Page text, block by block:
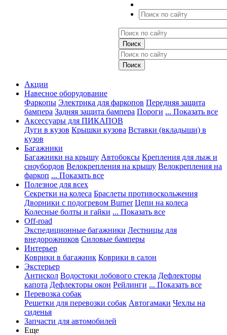
Акции
Навесное оборудование
Фаркопы Электрика для фаркопов Передняя защита
бампера Задняя защита бампера Пороги ... Показать все
Аксессуары для ПИКАПОВ
Дуги в кузов Крышки кузова Вставки (вкладыши) в
кузов
Багажники
Багажники на крышу Автобоксы Крепления для лыж и
сноубордов Велокрепления на крышу Велокрепления на
фаркоп ... Показать все
Полезное для всех
Секретки на колеса Браслеты противоскольжения
Дворники с подогревом Burner Цепи на колеса
Колесные болты и гайки ... Показать все
Off-road
Экспедиционные багажники Лестницы для
внедорожников Силовые бамперы
Интерьер
Коврики в багажник Коврики в салон
Экстерьер
Антискол Водостоки лобового стекла Дефлекторы
капота Дефлекторы окон Рейлинги ... Показать все
Перевозка собак
Решетки для перевозки собак Автогамаки Чехлы на
сиденья
Запчасти для автомобилей
Еще